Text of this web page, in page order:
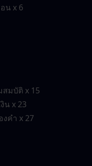
น x 6
มบัติ x 15
น x 23
คำ x 27